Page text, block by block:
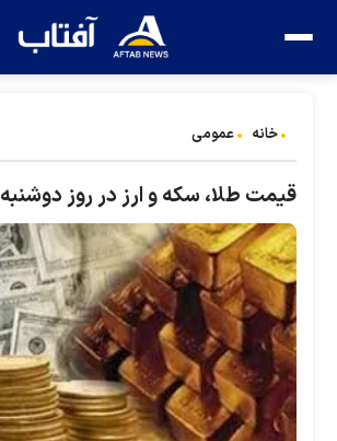
خانه عمومی
قیمت طلا، سکه و ارز در روز دوشنبه